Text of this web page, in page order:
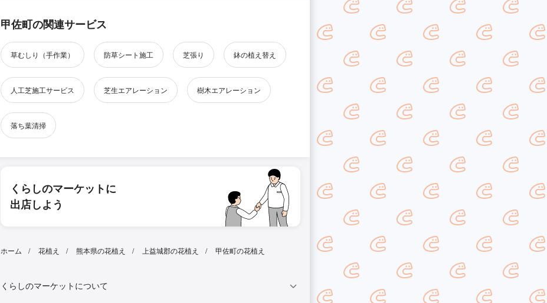
甲佐町の関連サービス
草むしり（手作業） 防草シート施工 芝張り 鉢の植え替え
人工芝施工サービス 芝生エアレーション 樹木エアレーション
落ち葉清掃
くらしのマーケットに
出店しよう
ホーム 花植え 熊本県の花植え 上益城郡の花植え 甲佐町の花植え
くらしのマーケットについて